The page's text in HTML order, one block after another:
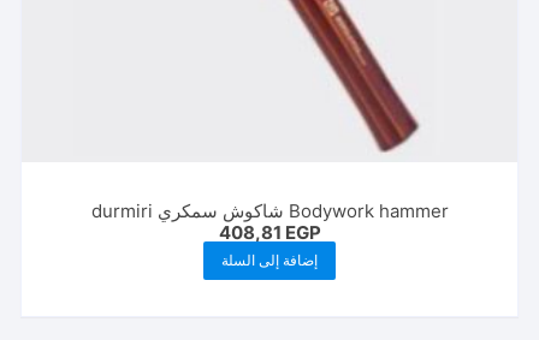
Bodywork hammer شاكوش سمكري durmiri
408,81 EGP
إضافة إلى السلة